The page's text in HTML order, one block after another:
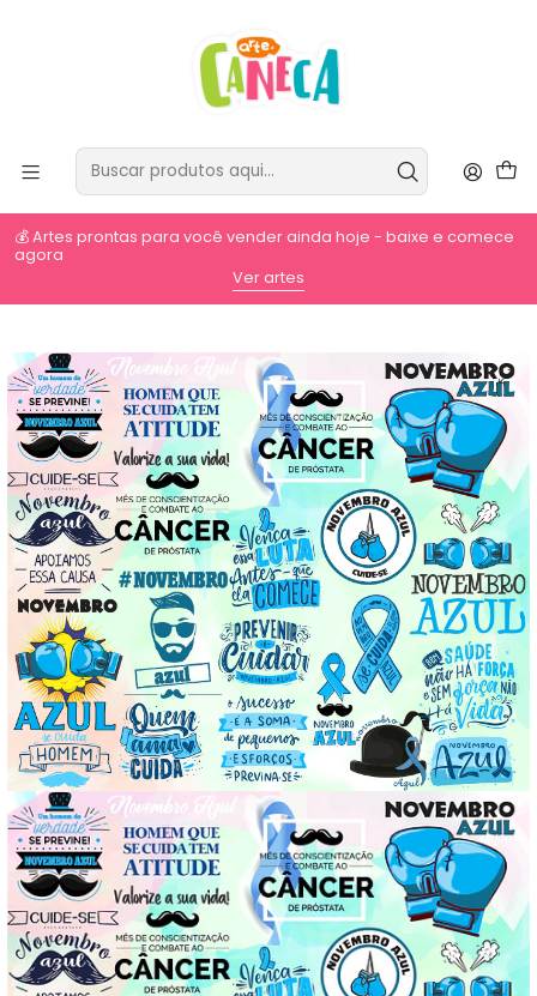
💰 Artes prontas para você vender ainda hoje - baixe e comece
agora
Ver artes